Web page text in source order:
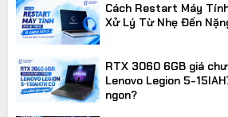
Cách Restart Máy
Xử Lý Từ Nhẹ Đến
RTX 3060 6GB giá
Lenovo Legion 5-
ngon?